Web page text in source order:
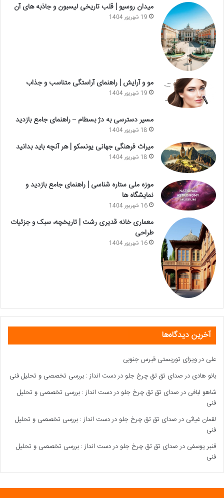
میدان روسیو | قلب تاریخی لیسبون و جاذبه های آن
19 شهریور 1404
مو و آرایش | راهنمای آراستگی متناسب و جذاب
19 شهریور 1404
مسیر دسترسی به دژ بسطام – راهنمای جامع بازدید
18 شهریور 1404
میراث فرهنگی جهانی یونسکو | هر آنچه باید بدانید
18 شهریور 1404
موزه ملی ستاره شناسی | راهنمای جامع بازدید و
نمایشگاه ها
16 شهریور 1404
معماری خانه قدیری رشت | تاریخچه، سبک و جزئیات
طراحی
16 شهریور 1404
آخرین دیدگاه‌ها
علی درویزای توریستی قبرس جنوبی
بانو هادی درصدای تق تق چرخ جلو در دست انداز : بررسی تخصصی و تحلیل فنی
شاهو لبافی درصدای تق تق چرخ جلو در دست انداز : بررسی تخصصی و تحلیل
فنی
لقمان غیاثی درصدای تق تق چرخ جلو در دست انداز : بررسی تخصصی و تحلیل
فنی
قنبر یوسفی درصدای تق تق چرخ جلو در دست انداز : بررسی تخصصی و تحلیل
فنی